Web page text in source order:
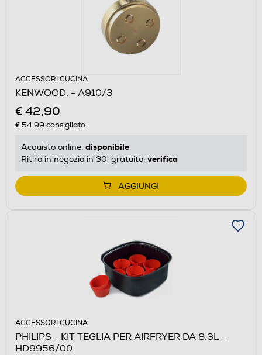
ACCESSORI CUCINA
KENWOOD. - A910/3
€ 42,90
€ 54,99 consigliato
Acquisto online: disponibile
Ritiro in negozio in 30' gratuito: verifica
AGGIUNGI
ACCESSORI CUCINA
PHILIPS - KIT TEGLIA PER AIRFRYER DA 8.3L -
HD9956/00